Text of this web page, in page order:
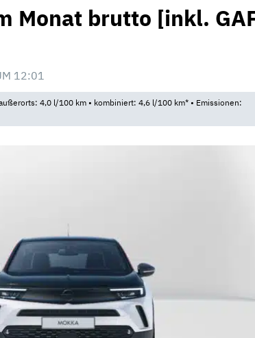
Monat brutto [inkl.
12:01
4,0 l/100 km • kombiniert: 4,6 l/100 km* • Emissionen: